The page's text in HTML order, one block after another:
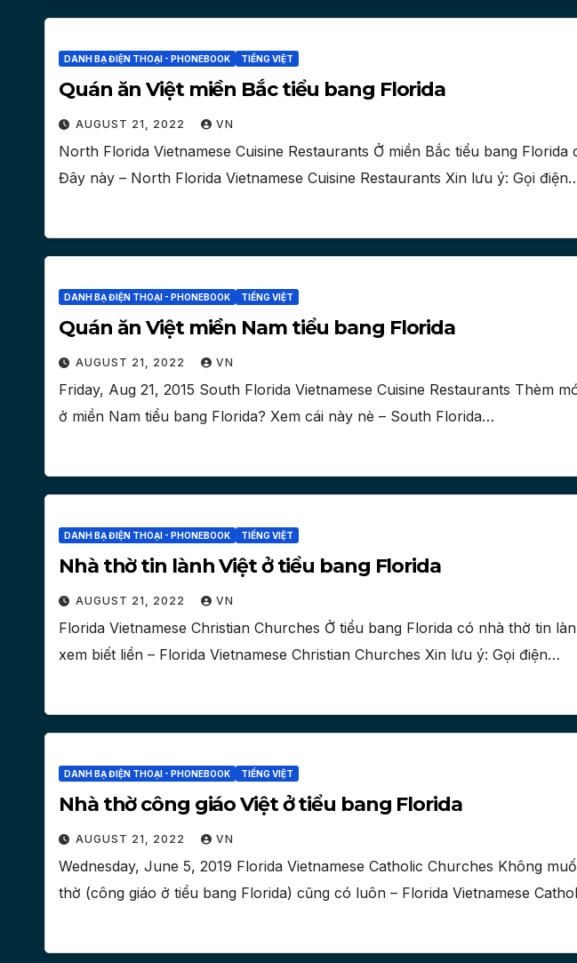
DANH BẠ ĐIỆN THOẠI - PHONEBOOK TIẾNG VIỆT
Quán ăn Việt miền Bắc tiểu bang Florida
AUGUST 21, 2022 VN
North Florida Vietnamese Cuisine Restaurants Ở miền Bắc tiểu bang
Đây này – North Florida Vietnamese Cuisine Restaurants Xin lưu ý: Gọi
DANH BẠ ĐIỆN THOẠI - PHONEBOOK TIẾNG VIỆT
Quán ăn Việt miền Nam tiểu bang Florida
AUGUST 21, 2022 VN
Friday, Aug 21, 2015 South Florida Vietnamese Cuisine Restaurants Thèm
ở miền Nam tiểu bang Florida? Xem cái này nè – South Florida…
DANH BẠ ĐIỆN THOẠI - PHONEBOOK TIẾNG VIỆT
Nhà thờ tin lành Việt ở tiểu bang Florida
AUGUST 21, 2022 VN
Florida Vietnamese Christian Churches Ở tiểu bang Florida có nhà thờ tin
xem biết liền – Florida Vietnamese Christian Churches Xin lưu ý: Gọi điện…
DANH BẠ ĐIỆN THOẠI - PHONEBOOK TIẾNG VIỆT
Nhà thờ công giáo Việt ở tiểu bang Florida
AUGUST 21, 2022 VN
Wednesday, June 5, 2019 Florida Vietnamese Catholic Churches Không
thờ (công giáo ở tiểu bang Florida) cũng có luôn – Florida Vietnamese